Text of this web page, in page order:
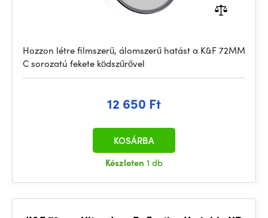
Hozzon létre filmszerű, álomszerű hatást a K&F 72MM
C sorozatú fekete ködszűrővel
12 650 Ft
Készleten 1 db
KOSÁRBA